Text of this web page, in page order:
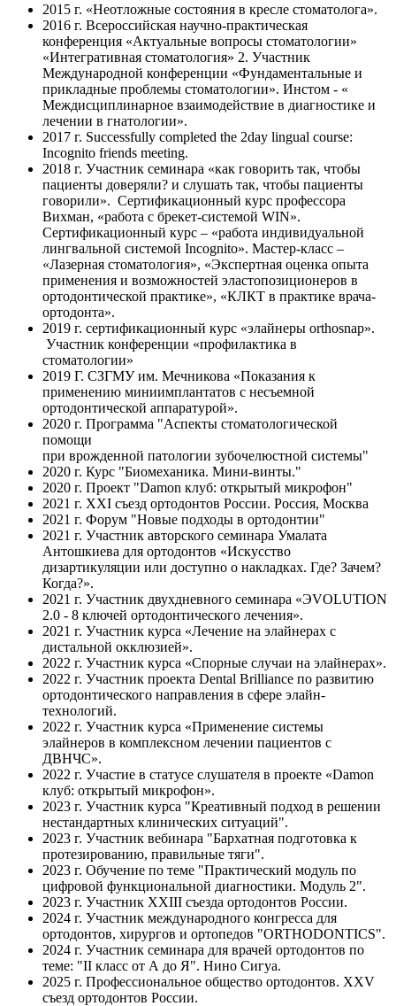
2015 г. «Неотложные состояния в кресле стоматолога».
2016 г. Всероссийская научно-практическая
конференция «Актуальные вопросы стоматологии»
«Интегративная стоматология» 2. Участник
Международной конференции «Фундаментальные и
прикладные проблемы стоматологии». Инстом - «
Междисциплинарное взаимодействие в диагностике и
лечении в гнатологии».
2017 г. Successfully completed the 2day lingual course:
Incognito friends meeting.
2018 г. Участник семинара «как говорить так, чтобы
пациенты доверяли? и слушать так, чтобы пациенты
говорили». Сертификационный курс профессора
Вихман, «работа с брекет-системой WIN».
Сертификационный курс – «работа индивидуальной
лингвальной системой Incognito». Мастер-класс –
«Лазерная стоматология», «Экспертная оценка опыта
применения и возможностей эластопозиционеров в
ортодонтической практике», «КЛКТ в практике врача-
ортодонта».
2019 г. сертификационный курс «элайнеры orthosnap».
Участник конференции «профилактика в
стоматологии»
2019 Г. СЗГМУ им. Мечникова «Показания к
применению миниимплантатов с несъемной
ортодонтической аппаратурой».
2020 г. Программа "Аспекты стоматологической
помощи
при врожденной патологии зубочелюстной системы"
2020 г. Курс "Биомеханика. Мини-винты."
2020 г. Проект "Damon клуб: открытый микрофон"
2021 г. XXI съезд ортодонтов России. Россия, Москва
2021 г. Форум "Новые подходы в ортодонтии"
2021 г. Участник авторского семинара Умалата
Антошкиева для ортодонтов «Искусство
дизартикуляции или доступно о накладках. Где? Зачем?
Когда?».
2021 г. Участник двухдневного семинара «ЭVOLUTION
2.0 - 8 ключей ортодонтического лечения».
2021 г. Участник курса «Лечение на элайнерах с
дистальной окклюзией».
2022 г. Участник курса «Спорные случаи на элайнерах».
2022 г. Участник проекта Dental Brilliance по развитию
ортодонтического направления в сфере элайн-
технологий.
2022 г. Участник курса «Применение системы
элайнеров в комплексном лечении пациентов с
ДВНЧС».
2022 г. Участие в статусе слушателя в проекте «Damon
клуб: открытый микрофон».
2023 г. Участник курса "Креативный подход в решении
нестандартных клинических ситуаций".
2023 г. Участник вебинара "Бархатная подготовка к
протезированию, правильные тяги".
2023 г. Обучение по теме "Практический модуль по
цифровой функциональной диагностики. Модуль 2".
2023 г. Участник XXIII съезда ортодонтов России.
2024 г. Участник международного конгресса для
ортодонтов, хирургов и ортопедов "ORTHODONTICS".
2024 г. Участник семинара для врачей ортодонтов по
теме: "II класс от А до Я". Нино Сигуа.
2025 г. Профессиональное общество ортодонтов. XXV
съезд ортодонтов России.